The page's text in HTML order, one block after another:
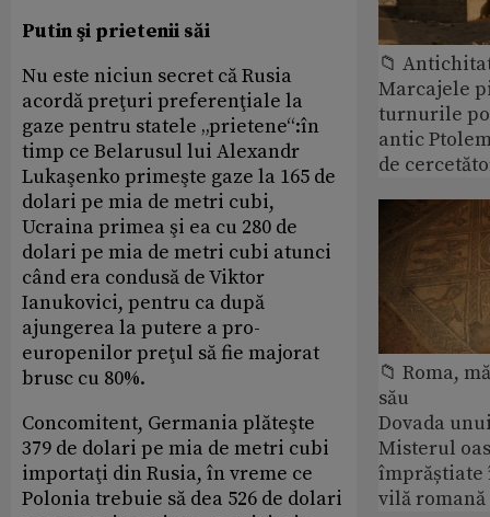
Putin şi prietenii săi
Nu este niciun secret că Rusia
acordă preţuri preferenţiale la
gaze pentru statele „prietene“:în
timp ce Belarusul lui Alexandr
Lukaşenko primeşte gaze la 165 de
dolari pe mia de metri cubi,
Ucraina primea şi ea cu 280 de
dolari pe mia de metri cubi atunci
când era condusă de Viktor
Ianukovici, pentru ca după
ajungerea la putere a pro-
europenilor preţul să fie majorat
brusc cu 80%.
Concomitent, Germania plăteşte
379 de dolari pe mia de metri cubi
importaţi din Rusia, în vreme ce
Polonia trebuie să dea 526 de dolari
📁
Marcajele
turnurile
antic
de
📁 Roma,
său
Dovada
Misterul
împrăștiate
vilă romană